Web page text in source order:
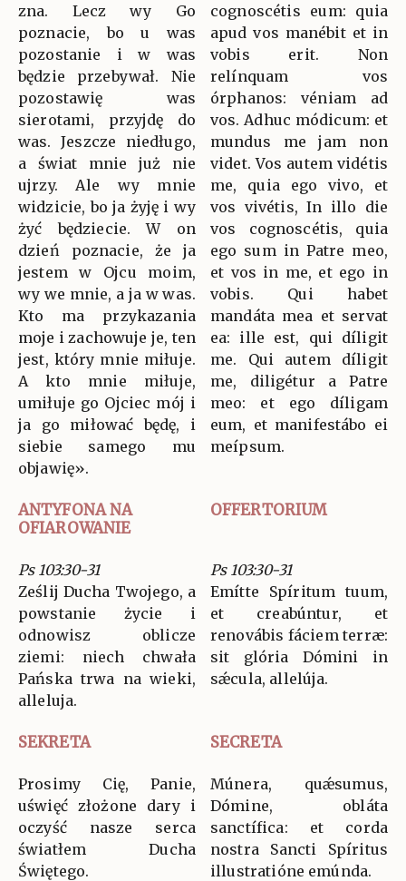
zna. Lecz wy Go
poznacie, bo u was
pozostanie i w was
będzie przebywał. Nie
pozostawię was
sierotami, przyjdę do
was. Jeszcze niedługo,
a świat mnie już nie
ujrzy. Ale wy mnie
widzicie, bo ja żyję i wy
żyć będziecie. W on
dzień poznacie, że ja
jestem w Ojcu moim,
wy we mnie, a ja w was.
Kto ma przykazania
moje i zachowuje je, ten
jest, który mnie miłuje.
A kto mnie miłuje,
umiłuje go Ojciec mój i
ja go miłować będę, i
siebie samego mu
objawię».
cognoscétis eum: quia
apud vos manébit et in
vobis erit. Non
relínquam vos
órphanos: véniam ad
vos. Adhuc módicum: et
mundus me jam non
videt. Vos autem vidétis
me, quia ego vivo, et
vos vivétis, In illo die
vos cognoscétis, quia
ego sum in Patre meo,
et vos in me, et ego in
vobis. Qui habet
mandáta mea et servat
ea: ille est, qui díligit
me. Qui autem díligit
me, diligétur a Patre
meo: et ego díligam
eum, et manifestábo ei
meípsum.
ANTYFONA NA
OFIAROWANIE
OFFERTORIUM
Ps 103:30-31
Ześlij Ducha Twojego, a
powstanie życie i
odnowisz oblicze
ziemi: niech chwała
Pańska trwa na wieki,
alleluja.
Ps 103:30-31
Emítte Spíritum tuum,
et creabúntur, et
renovábis fáciem terræ:
sit glória Dómini in
sǽcula, allelúja.
SEKRETA SECRETA
Prosimy Cię, Panie,
uświęć złożone dary i
oczyść nasze serca
światłem Ducha
Świętego.
Múnera, quǽsumus,
Dómine, obláta
sanctífica: et corda
nostra Sancti Spíritus
illustratióne emúnda.